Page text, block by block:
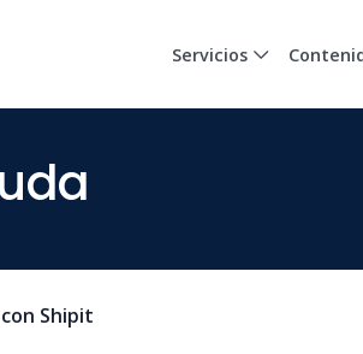
Servicios
Shipit